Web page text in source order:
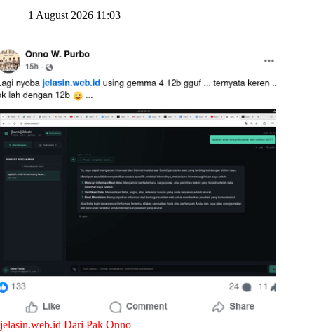
1 August 2026 11:03
jelasin.web.id Dari Pak Onno